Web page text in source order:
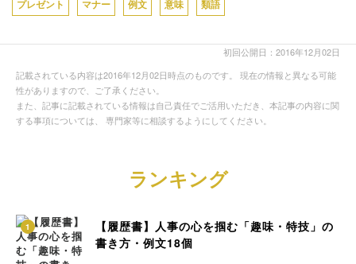
プレゼント マナー 例文 意味 類語
初回公開日：2016年12月02日
記載されている内容は2016年12月02日時点のものです。 現在の情報と異なる可能
性がありますので、ご了承ください。
また、記事に記載されている情報は自己責任でご活用いただき、本記事の内容に関
する事項については、 専門家等に相談するようにしてください。
ランキング
1
【履歴書】人事の心を掴む「趣味・特技」の
書き方・例文18個